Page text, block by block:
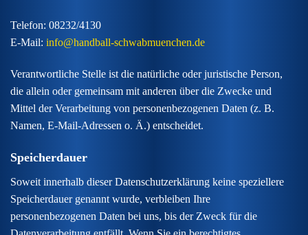
Telefon: 08232/4130
E-Mail: info@handball-schwabmuenchen.de
Verantwortliche Stelle ist die natürliche oder juristische Person,
die allein oder gemeinsam mit anderen über die Zwecke und
Mittel der Verarbeitung von personenbezogenen Daten (z. B.
Namen, E-Mail-Adressen o. Ä.) entscheidet.
Speicherdauer
Soweit innerhalb dieser Datenschutzerklärung keine speziellere
Speicherdauer genannt wurde, verbleiben Ihre
personenbezogenen Daten bei uns, bis der Zweck für die